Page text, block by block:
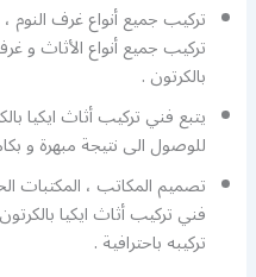
تركيب جميع أنواع غرف النوم
تركيب جميع أنواع الأثاث و
بالكرتون .
يتبع فني تركيب أثاث ايكيا
للوصول الى نتيجة مبهرة و
تصميم المكاتب ، المكتبات
فني تركيب أثاث ايكيا
تركيبه باحترافية .